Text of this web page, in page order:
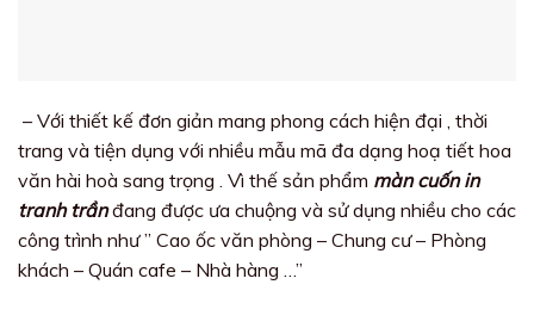
– Với thiết kế đơn giản mang phong cách hiện đại , thời
trang và tiện dụng với nhiều mẫu mã đa dạng hoạ tiết hoa
văn hài hoà sang trọng . Vì thế sản phẩm màn cuốn in
tranh trầnđang được ưa chuộng và sử dụng nhiều cho các
công trình như ” Cao ốc văn phòng – Chung cư – Phòng
khách – Quán cafe – Nhà hàng …”